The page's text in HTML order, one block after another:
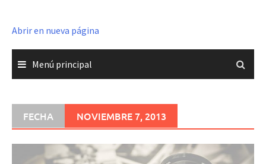
Abrir en nueva página
Menú principal
FECHA NOVIEMBRE 7, 2013